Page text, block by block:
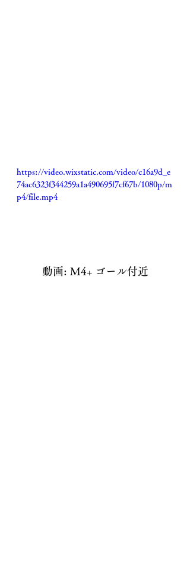
https://video.wixstatic.com/video/c16a9d_e
74ac6323f344259a1a490695f7cf67b/1080p/m
p4/file.mp4
動画: M4+ ゴール付近